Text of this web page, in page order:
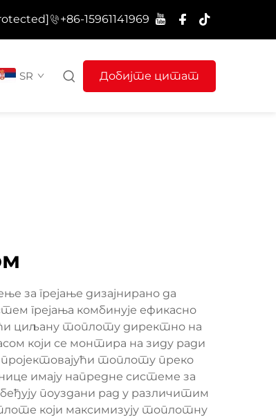
+86-15961141969
SR Добијте цитат
за грејање дизајнирано да
грејања комбинује ефикасно
циљану топлоту директно на
који се монтира на зиду ради
топлоту преко
имају напредне системе за
поуздани рад у различитим
који максимизују топлотну